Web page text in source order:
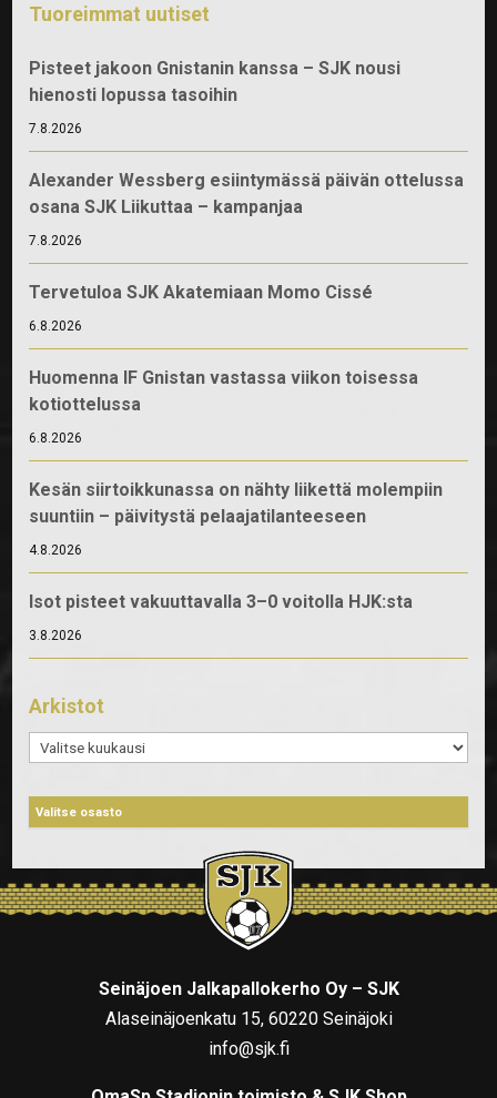
Tuoreimmat uutiset
Pisteet jakoon Gnistanin kanssa – SJK nousi
hienosti lopussa tasoihin
7.8.2026
Alexander Wessberg esiintymässä päivän ottelussa
osana SJK Liikuttaa – kampanjaa
7.8.2026
Tervetuloa SJK Akatemiaan Momo Cissé
6.8.2026
Huomenna IF Gnistan vastassa viikon toisessa
kotiottelussa
6.8.2026
Kesän siirtoikkunassa on nähty liikettä molempiin
suuntiin – päivitystä pelaajatilanteeseen
4.8.2026
Isot pisteet vakuuttavalla 3–0 voitolla HJK:sta
3.8.2026
Arkistot
Arkistot
Seinäjoen Jalkapallokerho Oy – SJK
Alaseinäjoenkatu 15, 60220 Seinäjoki
info@sjk.fi